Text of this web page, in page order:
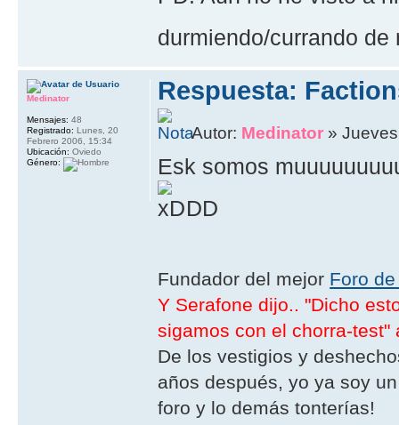
durmiendo/currando
Respuesta:
Autor: Medinator »
Esk somos
DD
Fundador del mejor Foro
Y Serafone dijo.. "Dicho
sigamos con el chorra-test"
De los vestigios y
años después, yo ya soy
foro y lo demás tonterías!
Medinator
Mensajes: 48
Registrado: Lunes, 20
Febrero 2006, 15:34
Ubicación: Oviedo
Género: